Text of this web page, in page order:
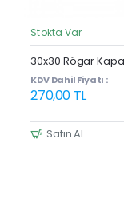
Stokta Var
30x30 Rögar
KDV Dahil Fiyatı :
270,00 TL
Satın Al